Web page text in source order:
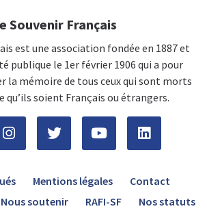
Souvenir Français
est une association fondée en 1887 et
publique le 1er février 1906 qui a pour
la mémoire de tous ceux qui sont morts
qu’ils soient Français ou étrangers.
Mentions légales
Contact
Nous soutenir RAFI-SF Nos statuts